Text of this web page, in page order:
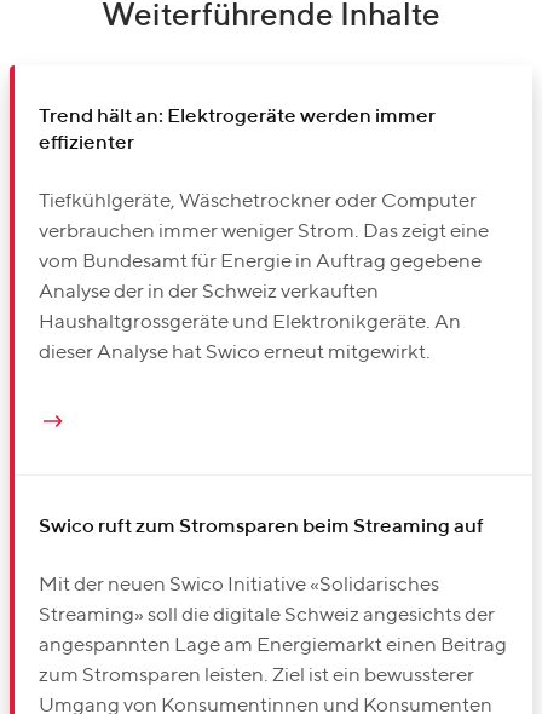
Weiterführende Inhalte
Trend hält an: Elektrogeräte werden immer
effizienter
Tiefkühlgeräte, Wäschetrockner oder Computer
verbrauchen immer weniger Strom. Das zeigt eine
vom Bundesamt für Energie in Auftrag gegebene
Analyse der in der Schweiz verkauften
Haushaltgrossgeräte und Elektronikgeräte. An
dieser Analyse hat Swico erneut mitgewirkt.
Swico ruft zum Stromsparen beim Streaming auf
Mit der neuen Swico Initiative «Solidarisches
Streaming» soll die digitale Schweiz angesichts der
angespannten Lage am Energiemarkt einen Beitrag
zum Stromsparen leisten. Ziel ist ein bewussterer
Umgang von Konsumentinnen und Konsumenten